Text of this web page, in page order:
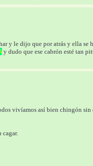
y le dijo que por atrás y ella
y dudo que ese cabrón esté tan
vivíamos así bien chingón sin
cagar.